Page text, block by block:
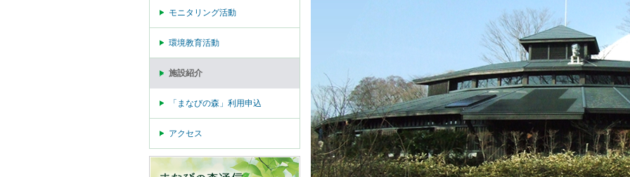
モニタリング活動
環境教育活動
施設紹介
「まなびの森」利用申込
アクセス